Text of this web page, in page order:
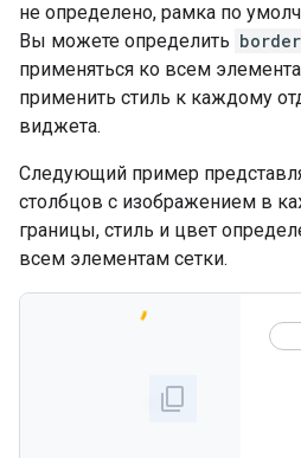
не определено, рамка по
Вы можете определить
применяться ко всем
применить стиль к каждому
виджета.
Следующий пример
столбцов с изображением в
границы, стиль и цвет
всем элементам сетки.